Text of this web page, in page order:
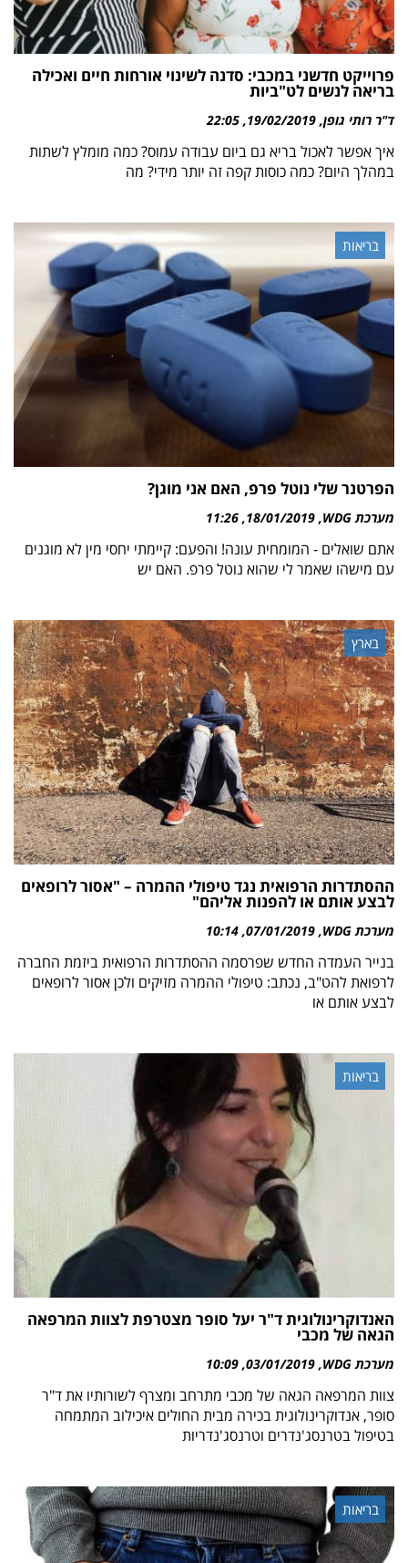
פרוייקט חדשני במכבי: סדנה לשינוי אורחות חיים ואכילה
בריאה לנשים לט"ביות
ד"ר רותי גופן 19/02/2019
22:05
איך אפשר לאכול בריא גם ביום עבודה עמוס? כמה מומלץ לשתות
במהלך היום? כמה כוסות קפה זה יותר מידי? מה
בריאות
הפרטנר שלי נוטל פרפ, האם אני מוגן?
מערכת WDG 18/01/2019
11:26
אתם שואלים - המומחית עונה! והפעם: קיימתי יחסי מין לא מוגנים
עם מישהו שאמר לי שהוא נוטל פרפ. האם יש
בארץ
ההסתדרות הרפואית נגד טיפולי ההמרה – "אסור לרופאים
לבצע אותם או להפנות אליהם"
מערכת WDG 07/01/2019
10:14
בנייר העמדה החדש שפרסמה ההסתדרות הרפואית ביזמת החברה
לרפואת להט"ב, נכתב: טיפולי ההמרה מזיקים ולכן אסור לרופאים
לבצע אותם או
בריאות
האנדוקרינולוגית ד"ר יעל סופר מצטרפת לצוות המרפאה
הגאה של מכבי
מערכת WDG 03/01/2019
10:09
צוות המרפאה הגאה של מכבי מתרחב ומצרף לשורותיו את ד"ר
סופר, אנדוקרינולוגית בכירה מבית החולים איכילוב המתמחה
בטיפול בטרנסג'נדרים וטרנסג'נדריות
בריאות